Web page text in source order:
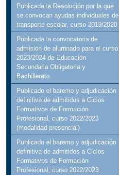
Publicada la Resolución por la que
se convocan ayudas individuales de
transporte escolar, curso 2019/2020
Publicada la convocatoria de
admisión de alumnado para el curso
2023/2024 de Educación
Secundaria Obligatoria y
Bachillerato.
Publicado el baremo y adjudicación
definitiva de admitidos a Ciclos
Formativos de Formación
Profesional, curso 2022/2023
(modalidad presencial)
Publicado el baremo y adjudicación
definitiva de admitidos a Ciclos
Formativos de Formación
Profesional, curso 2022/2023